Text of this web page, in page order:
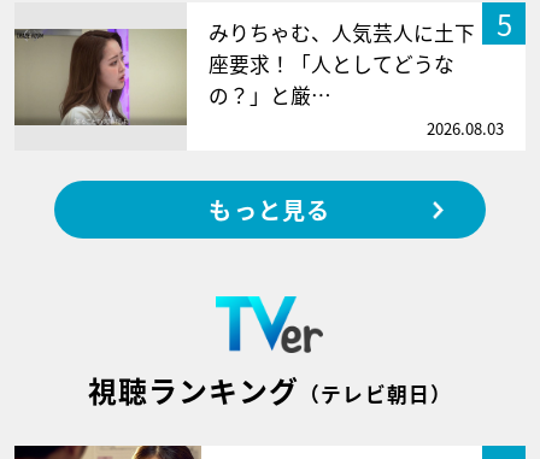
5
みりちゃむ、人気芸人に土下
座要求！「人としてどうな
の？」と厳…
2026.08.03
もっと見る
視聴ランキング （テレビ朝日）